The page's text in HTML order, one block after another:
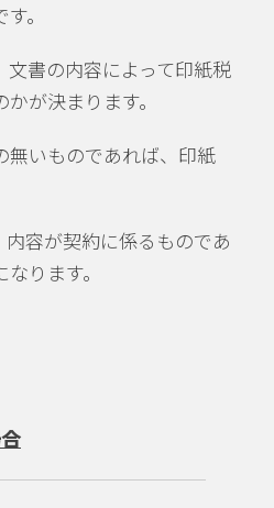
。
書の内容によって印紙税
が決まります。
無いものであれば、印紙
容が契約に係るものであ
ります。